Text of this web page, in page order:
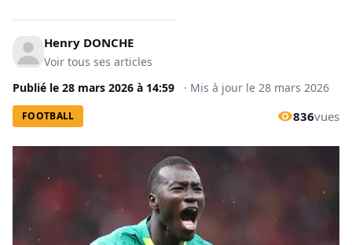
Henry DONCHE
Voir tous ses articles
Publié le 28 mars 2026 à 14:59 · Mis à jour le 28 mars 2026
FOOTBALL 836vues